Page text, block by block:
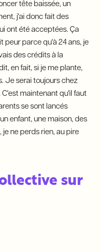
tête baissée, un
j'ai donc fait des
ont été acceptées. Ça
peur parce qu'à 24 ans, je
des crédits à la
en fait, si je me plante,
Je serai toujours chez
C'est maintenant qu'il faut
se sont lancés
enfant, une maison, des
je ne perds rien, au pire
sur